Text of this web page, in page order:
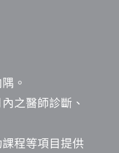
。
之醫師診斷、
程等項目提供